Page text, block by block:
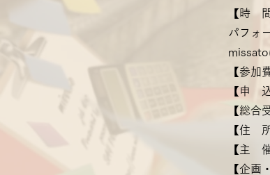
【時
パフォ
【参加
【申
【総合
【住
【主
【企画